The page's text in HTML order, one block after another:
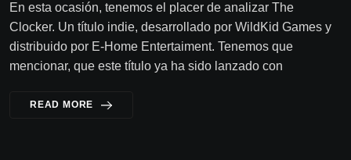
En esta ocasión, tenemos el placer de analizar The
Clocker. Un título indie, desarrollado por WildKid Games y
distribuido por E-Home Entertaiment. Tenemos que
mencionar, que este título ya ha sido lanzado con
READ MORE